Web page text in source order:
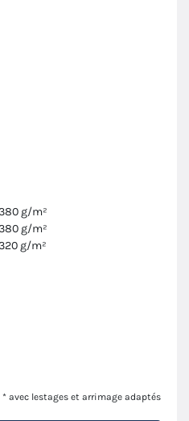
g/m²
g/m²
g/m²
* avec lestages et arrimage adaptés